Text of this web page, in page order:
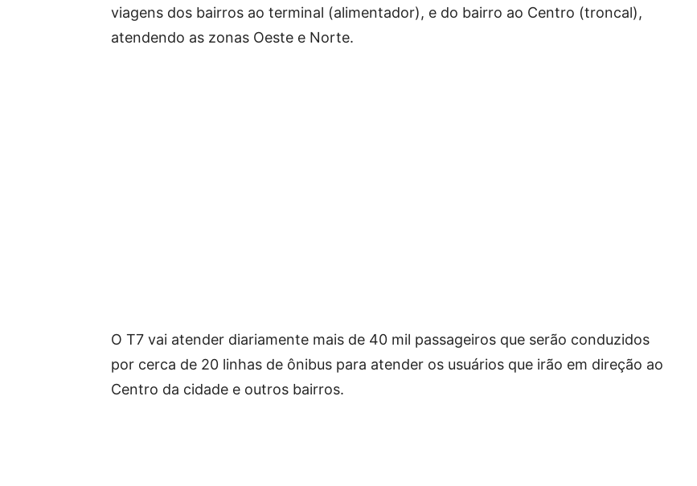
viagens dos bairros ao terminal (alimentador), e do bairro ao Centro (troncal),
atendendo as zonas Oeste e Norte.
O T7 vai atender diariamente mais de 40 mil passageiros que serão conduzidos
por cerca de 20 linhas de ônibus para atender os usuários que irão em direção ao
Centro da cidade e outros bairros.